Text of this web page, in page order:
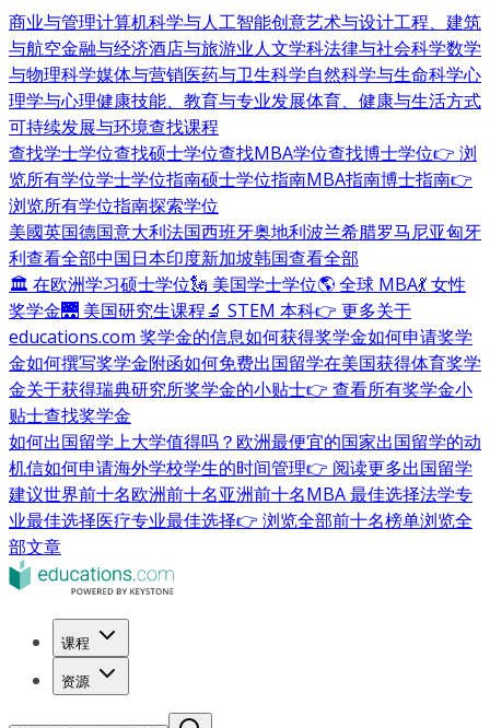
商业与管理计算机科学与人工智能创意艺术与设计工程、建筑
与航空金融与经济酒店与旅游业人文学科法律与社会科学数学
与物理科学媒体与营销医药与卫生科学自然科学与生命科学心
理学与心理健康技能、教育与专业发展体育、健康与生活方式
可持续发展与环境查找课程
查找学士学位查找硕士学位查找MBA学位查找博士学位👉 浏
览所有学位学士学位指南硕士学位指南MBA指南博士指南👉
浏览所有学位指南探索学位
美國英国德国意大利法国西班牙奥地利波兰希腊罗马尼亚匈牙
利查看全部中国日本印度新加坡韩国查看全部
🏛 在欧洲学习硕士学位🗽 美国学士学位🌎 全球 MBA💃 女性
奖学金🌉 美国研究生课程🔬 STEM 本科👉 更多关于
educations.com 奖学金的信息如何获得奖学金如何申请奖学
金如何撰写奖学金附函如何免费出国留学在美国获得体育奖学
金关于获得瑞典研究所奖学金的小贴士👉 查看所有奖学金小
贴士查找奖学金
如何出国留学上大学值得吗？ 欧洲最便宜的国家出国留学的动
机信如何申请海外学校学生的时间管理👉 阅读更多出国留学
建议世界前十名欧洲前十名亚洲前十名MBA 最佳选择法学专
业最佳选择医疗专业最佳选择👉 浏览全部前十名榜单浏览全
部文章
课程
资源